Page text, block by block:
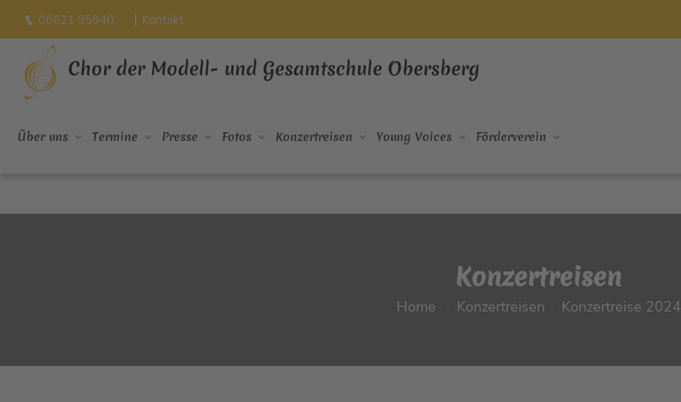
06621 95940 | Kontakt
Chor der Modell- und Gesamtschule Obersberg
Über uns Termine Presse Fotos Konzertreisen Young Voices Förderverein
Konzertreisen
Home Konzertreisen Konzertreise 2024